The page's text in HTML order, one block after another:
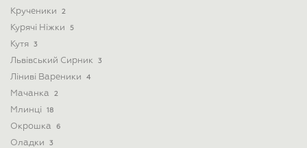
Крученики 2
Курячі Ніжки 5
Кутя 3
Львівський Сирник 3
Ліниві Вареники 4
Мачанка 2
Млинці 18
Окрошка 6
Оладки 3